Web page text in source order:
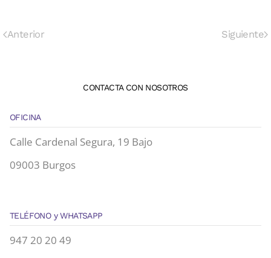
Anterior Siguiente
CONTACTA CON NOSOTROS
OFICINA
Calle Cardenal Segura, 19 Bajo
09003 Burgos
TELÉFONO y WHATSAPP
947 20 20 49